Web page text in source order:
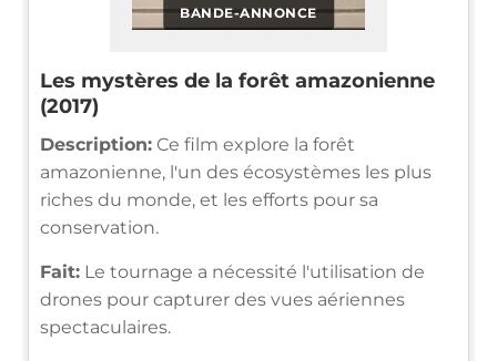
BANDE-ANNONCE
Les mystères de la forêt amazonienne
(2017)
Description: Ce film explore la forêt
amazonienne, l'un des écosystèmes les plus
riches du monde, et les efforts pour sa
conservation.
Fait: Le tournage a nécessité l'utilisation de
drones pour capturer des vues aériennes
spectaculaires.